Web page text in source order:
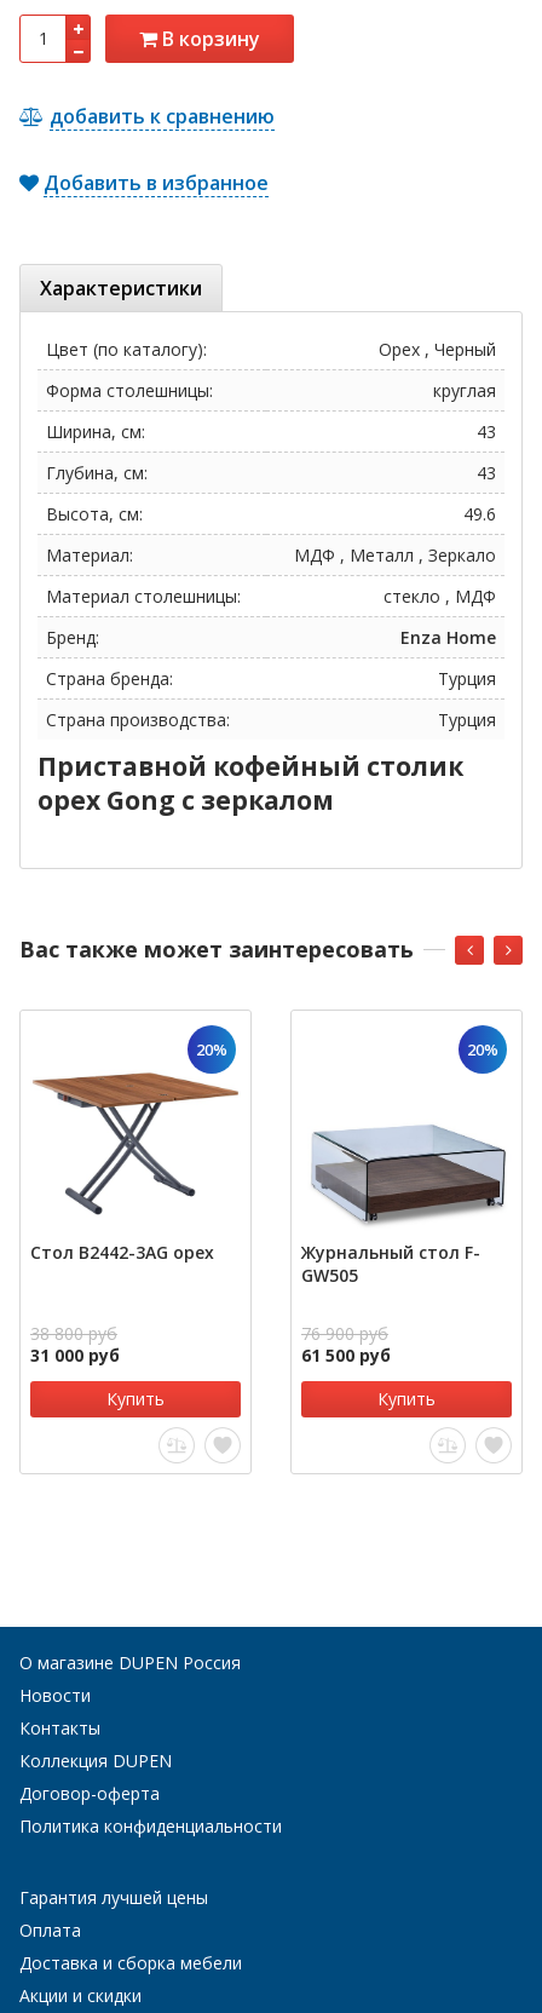
В корзину
добавить к сравнению
Добавить в избранное
Характеристики
Цвет (по каталогу):
Орех , Черный
Форма столешницы:
круглая
Ширина, см:
43
Глубина, см:
43
Высота, см:
49.6
Материал:
МДФ , Металл , Зеркало
Материал столешницы:
стекло , МДФ
Бренд:
Enza Home
Страна бренда:
Турция
Страна производства:
Турция
Приставной кофейный столик
орех Gong c зеркалом
Вас также может заинтересовать
20%
Стол B2442-3AG орех
38 800 руб
31 000 руб
Купить
20%
Журнальный стол F-
GW505
76 900 руб
61 500 руб
Купить
О магазине DUPEN Россия
Новости
Контакты
Коллекция DUPEN
Договор-оферта
Политика конфиденциальности
Гарантия лучшей цены
Оплата
Доставка и сборка мебели
Акции и скидки